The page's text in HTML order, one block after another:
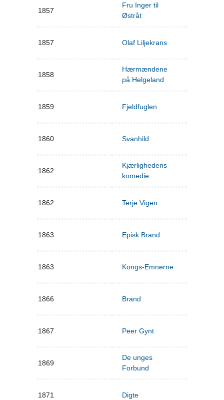
1857
Fru Inger til
Østråt
1857 Olaf Liljekrans
1858
Hærmændene
på Helgeland
1859 Fjeldfuglen
1860 Svanhild
1862
Kjærlighedens
komedie
1862 Terje Vigen
1863 Episk Brand
1863 Kongs-Emnerne
1866 Brand
1867 Peer Gynt
1869
De unges
Forbund
1871 Digte